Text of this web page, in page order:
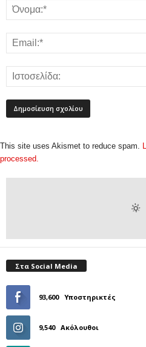
This site uses Akismet to reduce spam.
processed.
Στα Social Media
93,600 Υποστηρικτές
9,540 Ακόλουθοι